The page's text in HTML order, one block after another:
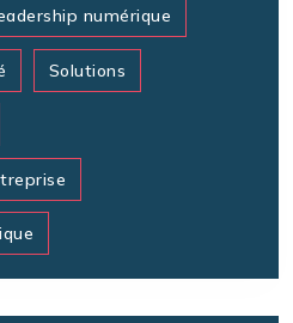
numérique
Solutions